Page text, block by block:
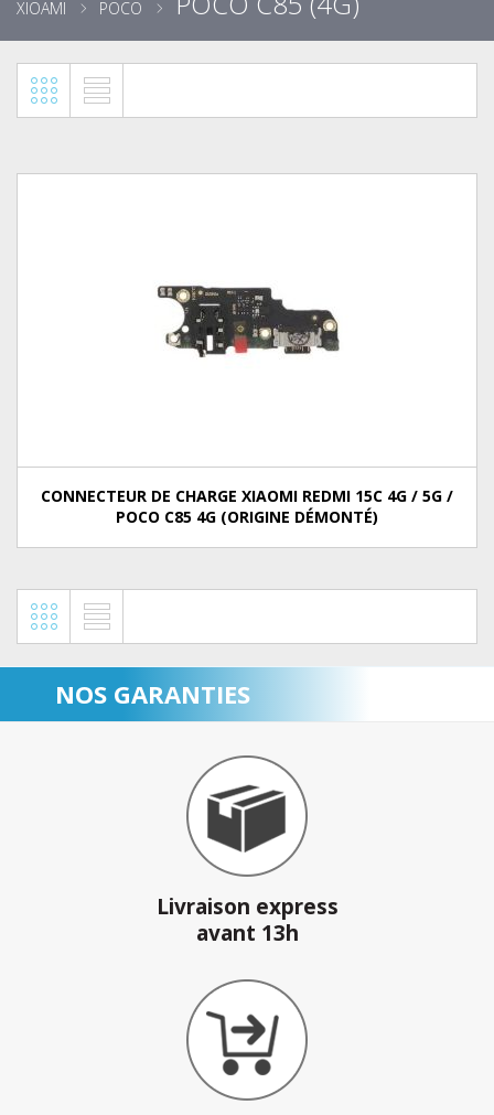
XIOAMI
POCO
CONNECTEUR DE CHARGE XIAOMI REDMI 15C 4G / 5G /
POCO C85 4G (ORIGINE DÉMONTÉ)
NOS GARANTIES
Livraison express
avant 13h